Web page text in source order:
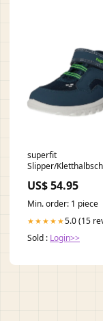
superfit
Slipper/
Größe:27.0
US$ 54.95
Min. order: 1 piece
★★★★★5.0 (15
Sold : Login>>